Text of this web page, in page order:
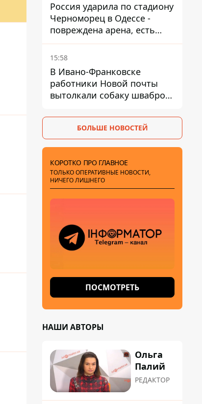
Россия ударила по стадиону
Черноморец в Одессе -
повреждена арена, есть
пострадавший
15:58
В Ивано-Франковске
работники Новой почты
вытолкали собаку шваброй
реакция компании
БОЛЬШЕ НОВОСТЕЙ
КОРОТКО ПРО ГЛАВНОЕ
ТОЛЬКО ОПЕРАТИВНЫЕ НОВОСТИ,
НИЧЕГО ЛИШНЕГО
ПОСМОТРЕТЬ
НАШИ АВТОРЫ
Ольга
Палий
РЕДАКТОР